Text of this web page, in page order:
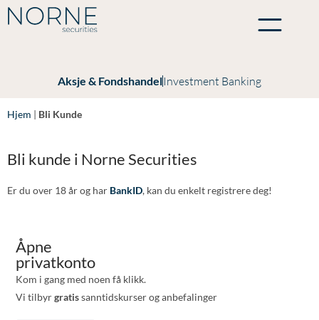
Aksje & FondshandelInvestment Banking
Hjem | Bli Kunde
Bli kunde i Norne Securities
Er du over 18 år og har BankID, kan du enkelt registrere deg!
Åpne
privatkonto
Kom i gang med noen få klikk.
Vi tilbyrgratissanntidskurser og anbefalinger